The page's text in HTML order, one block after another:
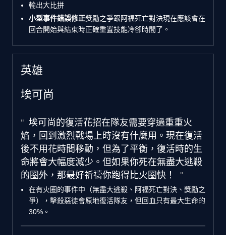
輸出大比拼
小型事件錯誤修正獎勵之爭跟阿福死亡對決現在應該會在
回合開始與結束時正確重置技能冷卻時間了。
英雄
埃可尚
埃可尚的復活花招在隊友需要穿過重重火
焰，回到激烈戰場上時沒有什麼用。現在復活
後不用花時間移動，但為了平衡，復活時的生
命將會大幅度減少。但如果你死在無盡大逃殺
的圈外，那最好祈禱你跑得比火圈快！
在有火圈的事件中（無盡大逃殺、阿福死亡對決、獎勵之
爭），擊殺惡徒會原地復活隊友，但回血只有最大生命的
30%。